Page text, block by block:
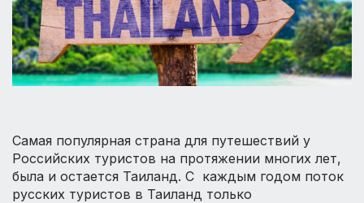
Самая популярная страна для путешествий у
Российских туристов на протяжении многих лет,
была и остается Таиланд. С каждым годом поток
русских туристов в Таиланд только